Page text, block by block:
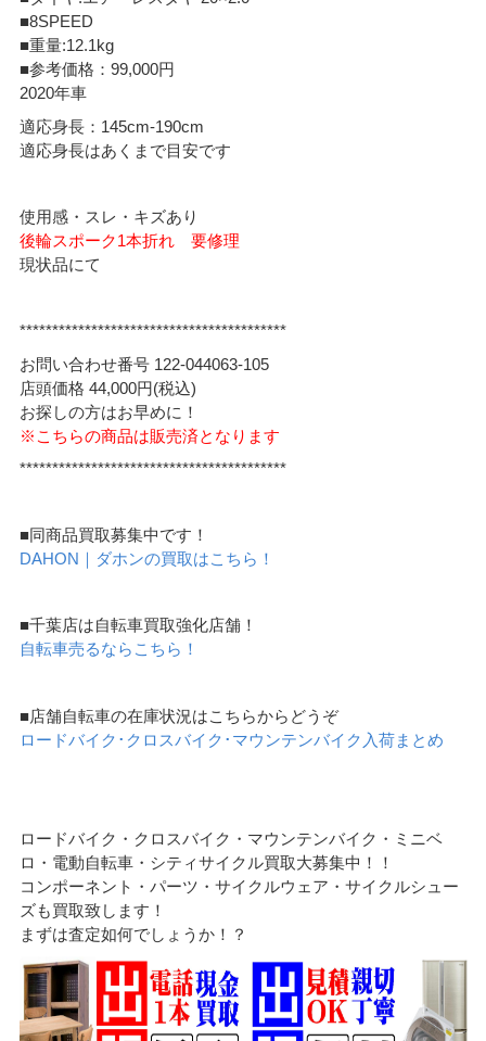
■8SPEED
■重量:12.1kg
■参考価格：99,000円
2020年車
適応身長：145cm-190cm
適応身長はあくまで目安です
使用感・スレ・キズあり
後輪スポーク1本折れ 要修理
現状品にて
*****************************************
お問い合わせ番号 122-044063-105
店頭価格 44,000円(税込)
お探しの方はお早めに！
※こちらの商品は販売済となります
*****************************************
■同商品買取募集中です！
DAHON｜ダホンの買取はこちら！
■千葉店は自転車買取強化店舗！
自転車売るならこちら！
■店舗自転車の在庫状況はこちらからどうぞ
ロードバイク･クロスバイク･マウンテンバイク入荷まとめ
ロードバイク・クロスバイク・マウンテンバイク・ミニベ
ロ・電動自転車・シティサイクル買取大募集中！！
コンポーネント・パーツ・サイクルウェア・サイクルシュー
ズも買取致します！
まずは査定如何でしょうか！？